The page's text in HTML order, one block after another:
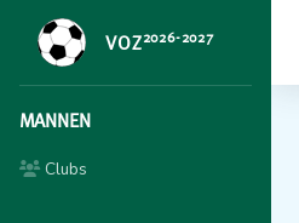
VOZ2026-2027
MANNEN
Clubs